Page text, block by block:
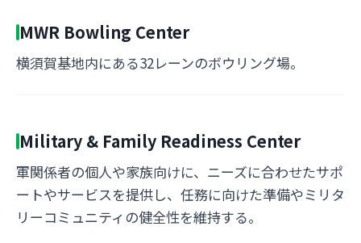
MWR Bowling Center
横須賀基地内にある32レーンのボウリング場。
Military & Family Readiness Center
軍関係者の個人や家族向けに、ニーズに合わせたサポ
ートやサービスを提供し、任務に向けた準備やミリタ
リーコミュニティの健全性を維持する。